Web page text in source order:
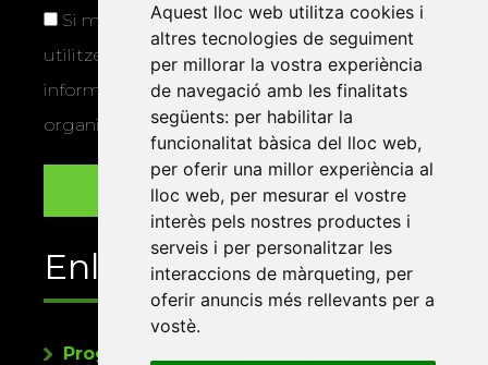
Aquest lloc web utilitza cookies i
altres tecnologies de seguiment
per millorar la vostra experiència
de navegació amb les finalitats
següents: per habilitar la
funcionalitat bàsica del lloc web,
per oferir una millor experiència al
lloc web, per mesurar el vostre
interès pels nostres productes i
serveis i per personalitzar les
interaccions de màrqueting, per
oferir anuncis més rellevants per a
vostè.
Si marqueu aquesta casella, consentiu que
utilitzem les vostres dades per a enviar-vos
informació sobre els actes i activitats que
organitza la Xarxa Vives.
Enllaços
Programa de publicacions